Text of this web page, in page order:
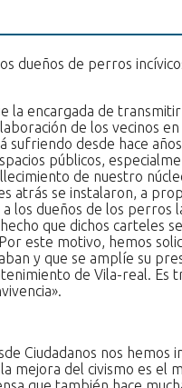
la encargada de
de los vecinos
sufriendo desde hace
públicos,
de nuestro
atrás se instalaron, a
los dueños de los perros
que dichos carteles
este motivo, hemos
y que se amplíe su
de Vila-real. Es
Ciudadanos nos hemos
mejora del civismo es el